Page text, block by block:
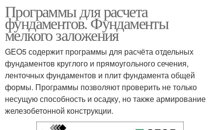
Программы для расчета
фундаментов. Фундаменты
мелкого заложения
GEO5 содержит программы для расчёта отдельных
фундаментов круглого и прямоугольного сечения,
ленточных фундаментов и плит фундамента общей
формы. Программы позволяют проверить не только
несущую способность и осадку, но также армирование
железобетонной конструкции.